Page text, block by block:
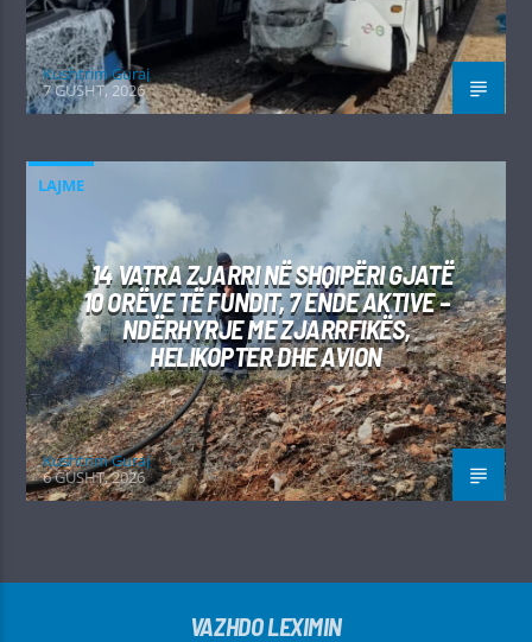
Kushtrim Guraj
7 GUSHT, 2026
LAJME
14 VATRA ZJARRI NË SHQIPËRI GJATË
10 ORËVE TË FUNDIT, 7 ENDE AKTIVE –
NDËRHYRJE ME ZJARRFIKËS,
HELIKOPTER DHE AVION
Kushtrim Guraj
6 GUSHT, 2026
VAZHDO LEXIMIN